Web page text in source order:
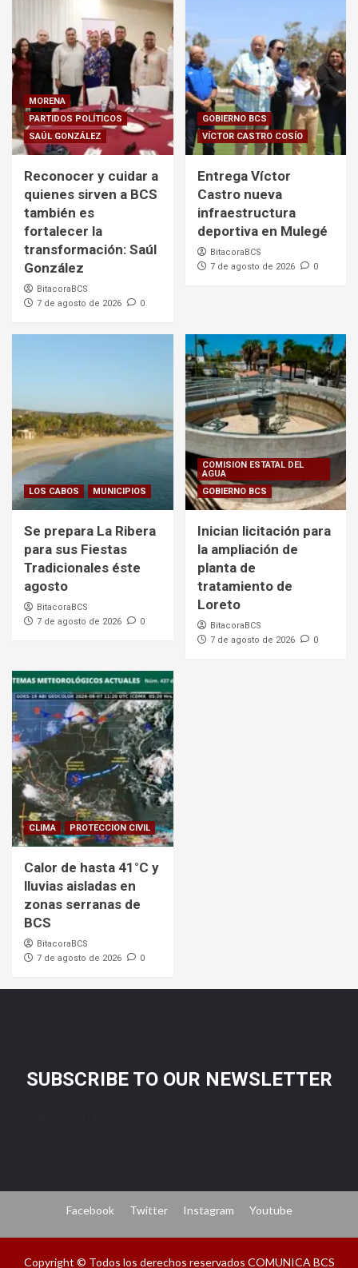
MORENA
PARTIDOS POLÍTICOS
SAÚL GONZÁLEZ
Reconocer y cuidar a
quienes sirven a BCS
también es
fortalecer la
transformación: Saúl
González
BitacoraBCS
7 de agosto de 2026
0
GOBIERNO BCS
VÍCTOR CASTRO COSÍO
Entrega Víctor
Castro nueva
infraestructura
deportiva en Mulegé
BitacoraBCS
7 de agosto de 2026
0
LOS CABOS MUNICIPIOS
Se prepara La Ribera
para sus Fiestas
Tradicionales éste
agosto
BitacoraBCS
7 de agosto de 2026
0
COMISION ESTATAL DEL
AGUA
GOBIERNO BCS
Inician licitación para
la ampliación de
planta de
tratamiento de
Loreto
BitacoraBCS
7 de agosto de 2026
0
CLIMA PROTECCION CIVIL
Calor de hasta 41°C y
lluvias aisladas en
zonas serranas de
BCS
BitacoraBCS
7 de agosto de 2026
0
SUBSCRIBE TO OUR NEWSLETTER
Facebook Twitter Instagram Youtube
Copyright © Todos los derechos reservados COMUNICA BCS